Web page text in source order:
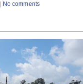
No comments